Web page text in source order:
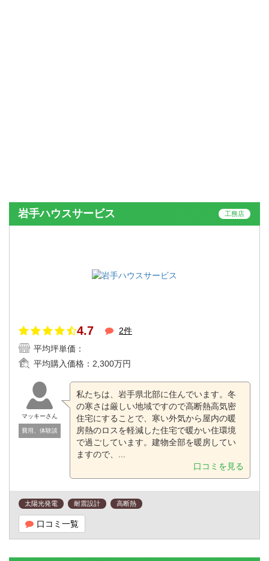
岩手ハウスサービス 工務店
4.7
2件
平均坪単価：
平均購入価格： 2,300万円
マッキーさん
費用、体験談
私たちは、岩手県北部に住んでいます。冬
の寒さは厳しい地域ですので高断熱高気密
住宅にすることで、寒い外気から屋内の暖
房熱のロスを軽減した住宅で暖かい住環境
で過ごしています。建物全部を暖房してい
ますので、...
口コミを見る
太陽光発電 耐震設計 高断熱
口コミ一覧